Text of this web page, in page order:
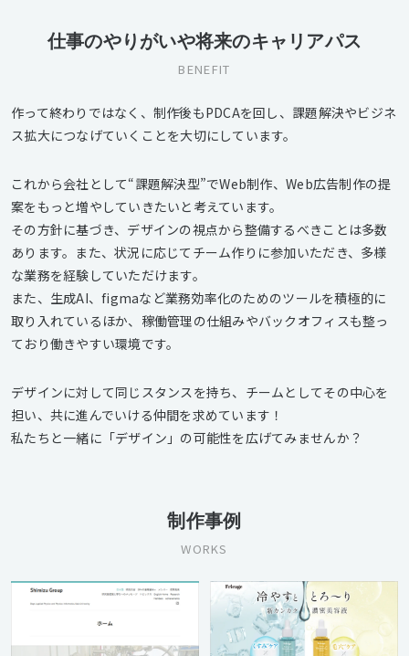
仕事のやりがいや将来のキャリアパス
BENEFIT
作って終わりではなく、制作後もPDCAを回し、課題解決やビジネ
ス拡大につなげていくことを大切にしています。
これから会社として“課題解決型”でWeb制作、Web広告制作の提
案をもっと増やしていきたいと考えています。
その方針に基づき、デザインの視点から整備するべきことは多数
あります。また、状況に応じてチーム作りに参加いただき、多様
な業務を経験していただけます。
また、生成AI、figmaなど業務効率化のためのツールを積極的に
取り入れているほか、稼働管理の仕組みやバックオフィスも整っ
ており働きやすい環境です。
デザインに対して同じスタンスを持ち、チームとしてその中心を
担い、共に進んでいける仲間を求めています！
私たちと一緒に「デザイン」の可能性を広げてみませんか？
制作事例
WORKS